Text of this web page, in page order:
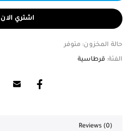
اشتري الان
حالة المخزون: متوفر
الفئة: قرطاسية
Reviews (0)